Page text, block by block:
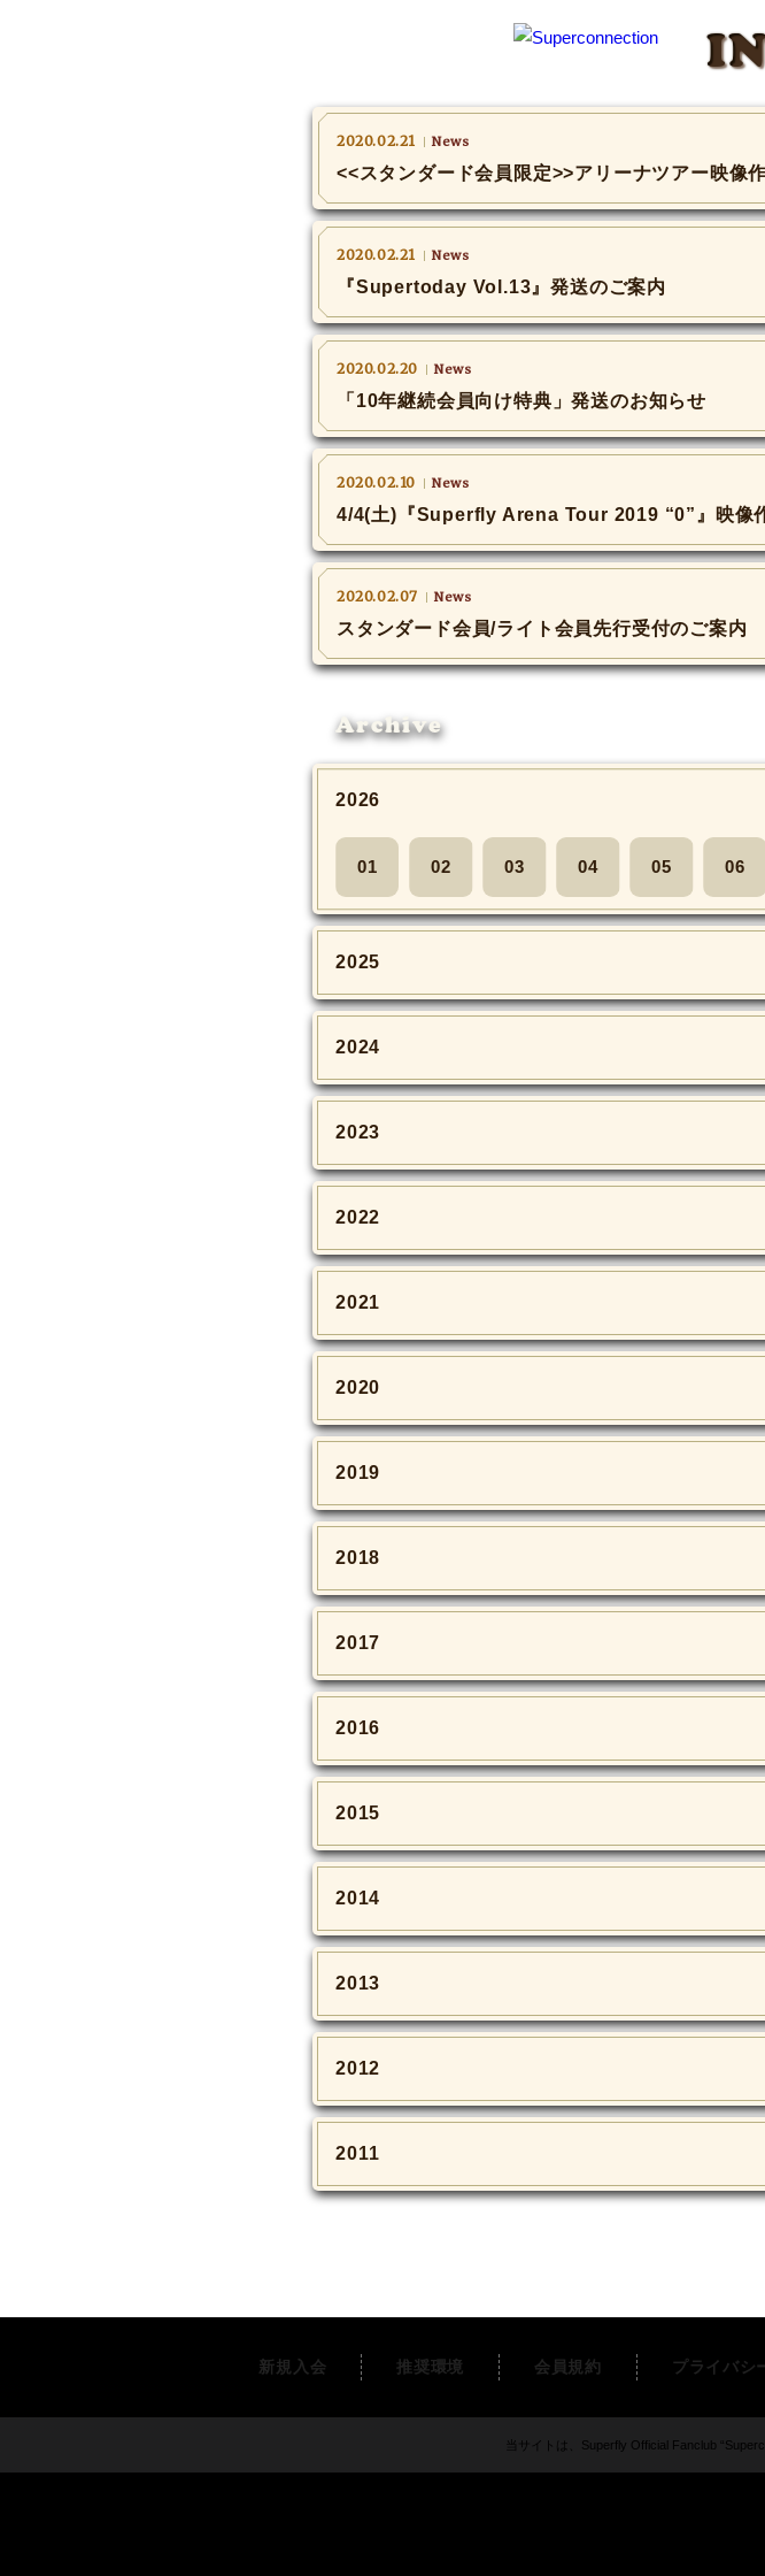
2020.02.21 News
<<スタンダード会員限定>>アリーナツアー映像
2020.02.21 News
『Supertoday Vol.13』発送のご案内
2020.02.20 News
「10年継続会員向け特典」発送のお知らせ
2020.02.10 News
4/4(土)『Superfly Arena Tour 2019 “0”』映像
2020.02.07 News
スタンダード会員/ライト会員先行受付のご案内
Archive
2026
01 02 03 04 05 06
2025
2024
2023
2022
2021
2020
2019
2018
2017
2016
2015
2014
2013
2012
2011
新規入会 推奨環境 会員規約 プライバシ
当サイトは、Superfly Official Fanclub